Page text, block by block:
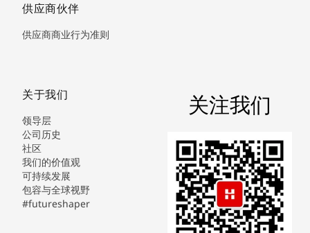
供应商伙伴
供应商商业行为准则
关于我们
领导层
公司历史
社区
我们的价值观
可持续发展
包容与全球视野
#futureshaper
关注我们